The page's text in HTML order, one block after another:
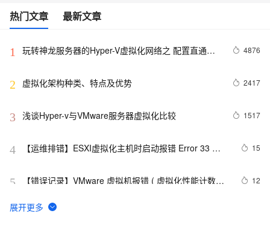
热门文章 最新文章
1
玩转神龙服务器的Hyper-V虚拟化网络之 配置直通网
4876
2 虚拟化架构种类、特点及优势 2417
3 浅谈Hyper-v与VMware服务器虚拟化比较 1517
4
【运维排错】ESXI虚拟化主机时启动报错 Error 33
15
5
【错误记录】VMware 虚拟机报错 ( 虚拟化性能计数器
失败 , 未能启动虚拟机 )
12
6 从 VMWare 到阿里神龙，虚拟化技术 40 年演进史